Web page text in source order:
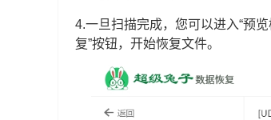
4.一旦扫描完成，您可以进入“预
复”按钮，开始恢复文件。